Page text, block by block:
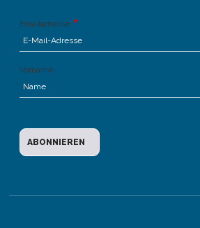
Emailadresse
Vorname